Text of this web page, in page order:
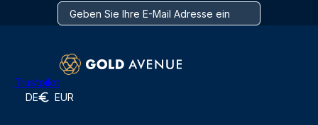
Trustpilot
DE EUR